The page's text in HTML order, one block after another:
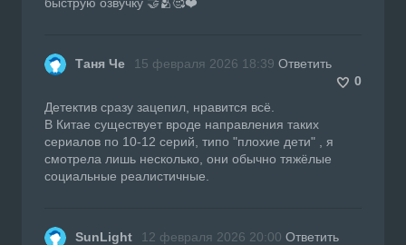
Таня Че 15 февраля 2026 18:39 Ответить
0
Детектив сразу зацепил, нравится всё.
В Китае существует вроде направления таких
сериалов по 10-12 серий, типо "плохие дети" , я
смотрела лишь несколько, они обычно тяжёлые
социальные реалистичные.
SunLight 12 февраля 2026 20:00 Ответить